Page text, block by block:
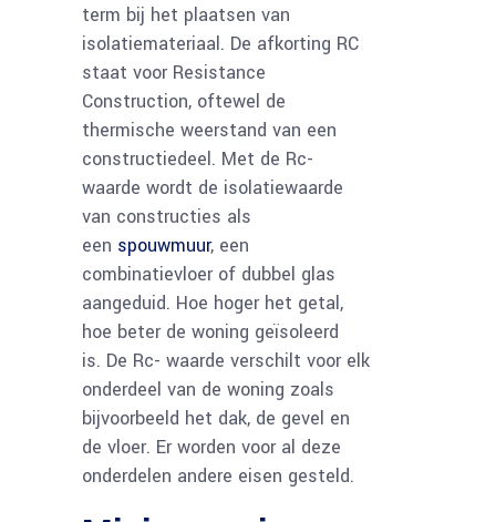
term bij het plaatsen van
isolatiemateriaal. De afkorting RC
staat voor Resistance
Construction, oftewel de
thermische weerstand van een
constructiedeel. Met de Rc-
waarde wordt de isolatiewaarde
van constructies als
een spouwmuur, een
combinatievloer of dubbel glas
aangeduid. Hoe hoger het getal,
hoe beter de woning geïsoleerd
is. De Rc- waarde verschilt voor elk
onderdeel van de woning zoals
bijvoorbeeld het dak, de gevel en
de vloer. Er worden voor al deze
onderdelen andere eisen gesteld.